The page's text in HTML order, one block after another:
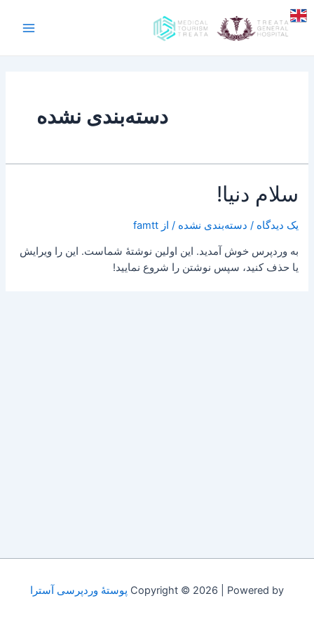
پرش
به
دسته‌بندی نشده
سلام دنیا!
یک دیدگاه / دسته‌بندی نشده / از famtt
به وردپرس خوش آمدید. این اولین نوشتهٔ شماست. این را ویرایش
یا حذف کنید، سپس نوشتن را شروع نمایید!
Copyright © 2026 | Powered by پوستهٔ وردپرسی آسترا